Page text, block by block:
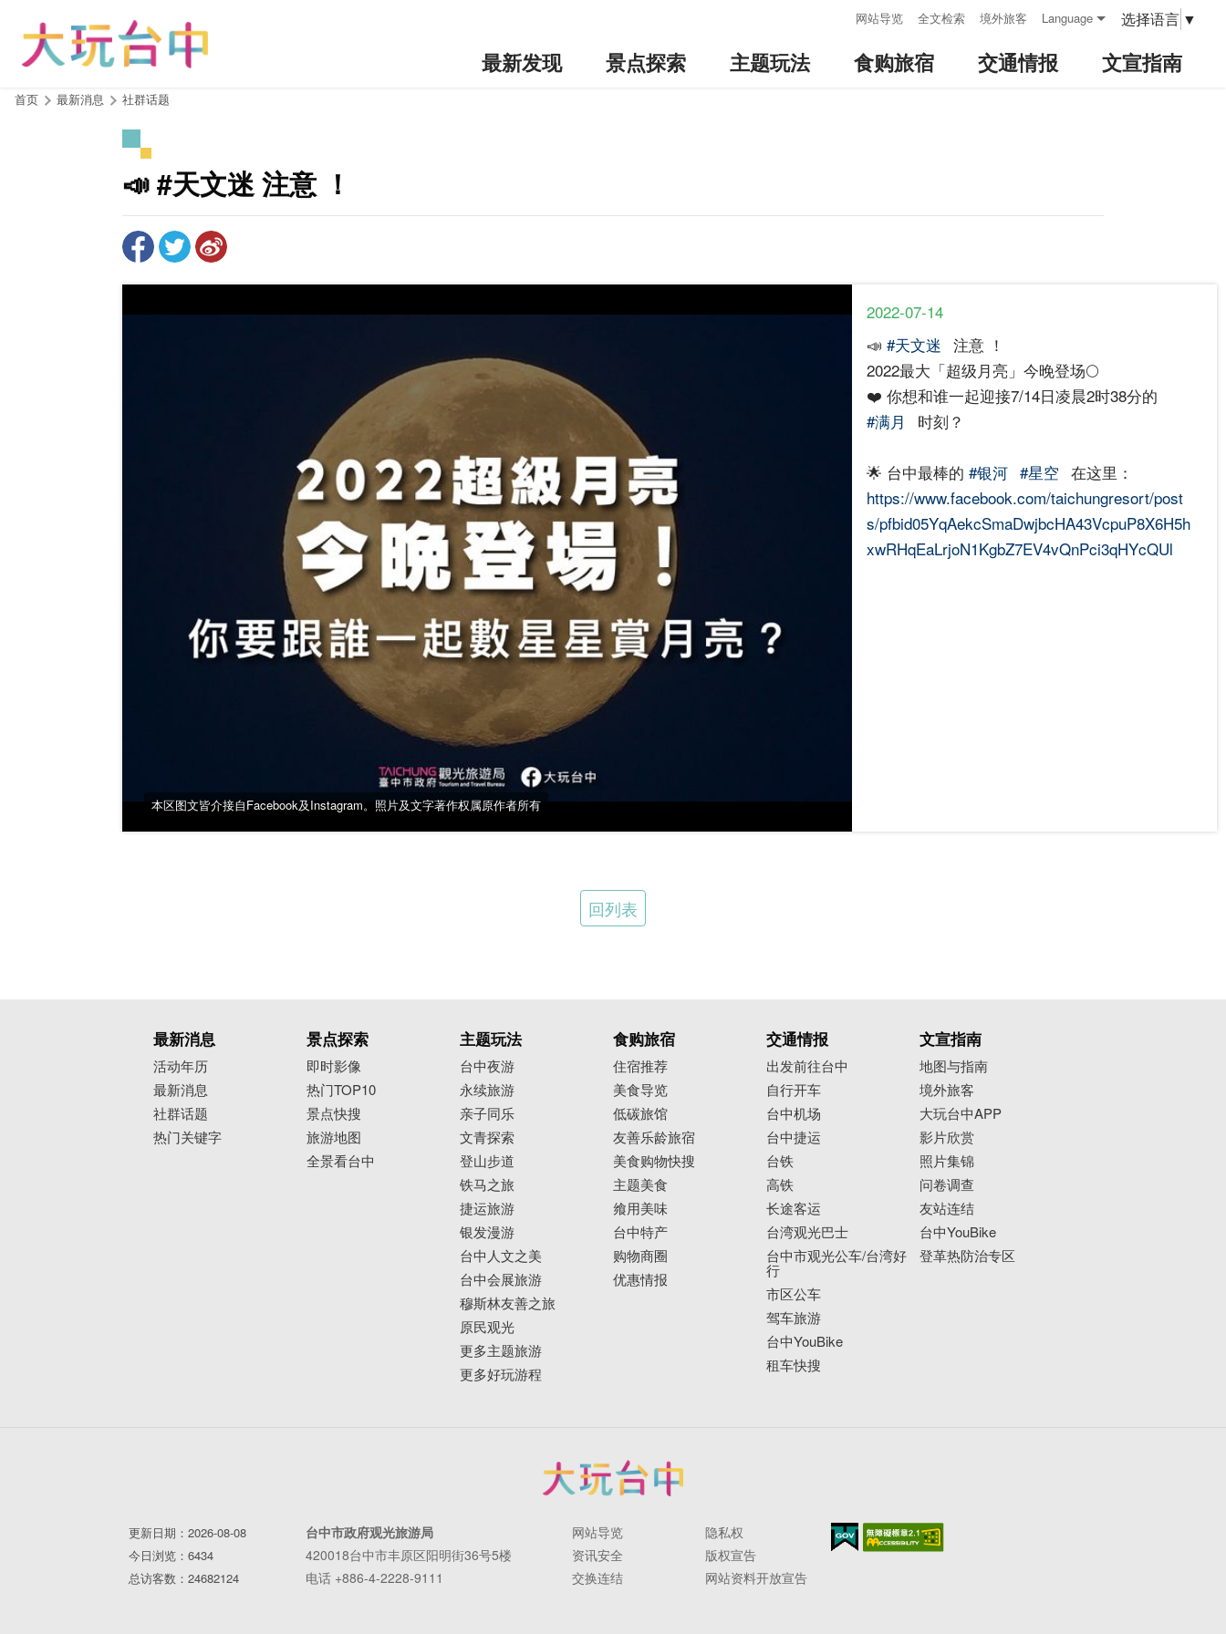
网站导览 全文检索 境外旅客 Language 选择语言 ▼
最新发现 景点探索 主题玩法 食购旅宿 交通情报 文宣指南
首页 最新消息 社群话题
📣 #天文迷 注意 ！
本区图文皆介接自Facebook及Instagram。照片及文字著作权属原作者所有
2022-07-14
📣#天文迷 注意 ！
2022最大「超级月亮」今晚登场🌕
❤️ 你想和谁一起迎接7/14日凌晨2时38分的
#满月
时刻？
🌟 台中最棒的#银河 #星空 在这里：
https://www.facebook.com/taichungresort/post
s/pfbid05YqAekcSmaDwjbcHA43VcpuP8X6H5h
xwRHqEaLrjoN1KgbZ7EV4vQnPci3qHYcQUl
回列表
最新消息
活动年历
最新消息
社群话题
热门关键字
景点探索
即时影像
热门TOP10
景点快搜
旅游地图
全景看台中
主题玩法
台中夜游
永续旅游
亲子同乐
文青探索
登山步道
铁马之旅
捷运旅游
银发漫游
台中人文之美
台中会展旅游
穆斯林友善之旅
原民观光
更多主题旅游
更多好玩游程
食购旅宿
住宿推荐
美食导览
低碳旅馆
友善乐龄旅宿
美食购物快搜
主题美食
飨用美味
台中特产
购物商圈
优惠情报
交通情报
出发前往台中
自行开车
台中机场
台中捷运
台铁
高铁
长途客运
台湾观光巴士
台中市观光公车/台湾好
行
市区公车
驾车旅游
台中YouBike
租车快搜
文宣指南
地图与指南
境外旅客
大玩台中APP
影片欣赏
照片集锦
问卷调查
友站连结
台中YouBike
登革热防治专区
更新日期：2026-08-08
今日浏览：6434
总访客数：24682124
台中市政府观光旅游局
420018台中市丰原区阳明街36号5楼
电话 +886-4-2228-9111
网站导览
隐私权
资讯安全
版权宣告
交换连结
网站资料开放宣告